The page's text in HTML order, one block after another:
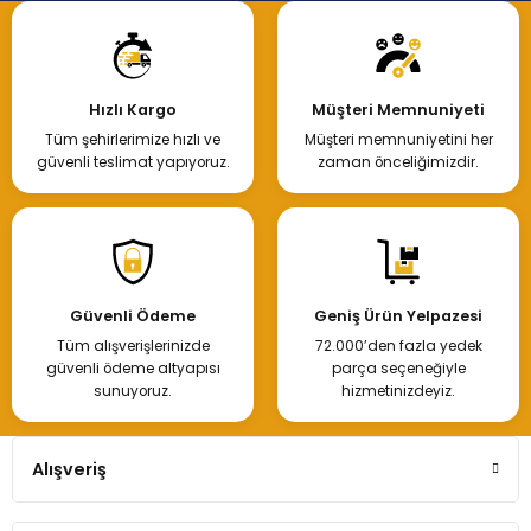
Hızlı Kargo
Tüm şehirlerimize hızlı ve
güvenli teslimat yapıyoruz.
Müşteri Memnuniyeti
Müşteri memnuniyetini her
zaman önceliğimizdir.
Güvenli Ödeme
Tüm alışverişlerinizde
güvenli ödeme altyapısı
sunuyoruz.
Geniş Ürün Yelpazesi
72.000’den fazla yedek
parça seçeneğiyle
hizmetinizdeyiz.
Alışveriş